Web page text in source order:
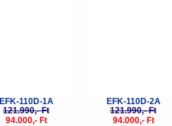
EFK-110D-1A
121.990,- Ft
94.000,- Ft
EFK-110D-2A
121.990,- Ft
94.000,- Ft